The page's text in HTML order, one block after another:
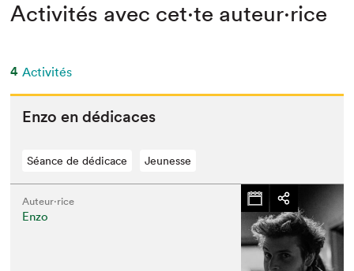
Activités avec cet·te auteur·rice
4 Activités
Enzo en dédicaces
Séance de dédicace Jeunesse
Auteur·rice
Enzo